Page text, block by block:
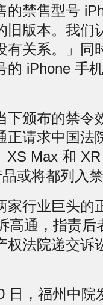
的禁售型号
旧版本。我们
有关系。」同
的 iPhone 手
颁布的禁令
正请求中国法
XS Max 和
或将都列入
行业巨头的
高通，指责后
权法院递交诉
，福州中院